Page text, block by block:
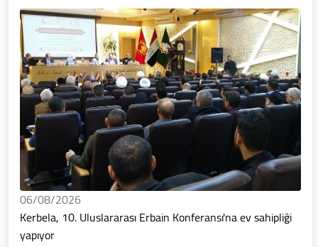
06/08/2026
Kerbela, 10. Uluslararası Erbain Konferansı'na ev sahipliği
yapıyor